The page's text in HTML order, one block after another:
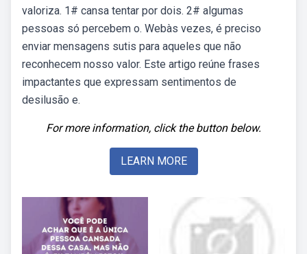
valoriza. 1# cansa tentar por dois. 2# algumas
pessoas só percebem o. Webàs vezes, é preciso
enviar mensagens sutis para aqueles que não
reconhecem nosso valor. Este artigo reúne frases
impactantes que expressam sentimentos de
desilusão e.
For more information, click the button below.
LEARN MORE